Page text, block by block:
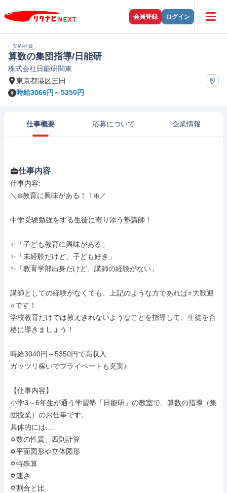
会員登録 ログイン
契約社員
算数の集団指導/日能研
株式会社日能研関東
東京都港区三田
時給3066円～5350円
仕事概要 応募について 企業情報
仕事内容
仕事内容:
＼❄️教育に興味がある！！❄️／
中学受験勉強をする生徒に寄り添う塾講師！
✨「子ども教育に興味がある」
✨「未経験だけど、子ども好き」
✨「教育学部出身だけど、講師の経験がない」
講師としての経験がなくても、上記のような方であれば⭐️大歓迎
⭐️です！
学校教育だけでは教えきれないようなことを指導して、生徒を合
格に導きましょう！
時給3040円～5350円で高収入
ガッツリ稼いでプライベートも充実♪
【仕事内容】
小学3～6年生が通う学習塾「日能研」の教室で、算数の指導（集
団授業）のお仕事です。
具体的には....
✡️数の性質、四則計算
✡️平面図形や立体図形
✡️特殊算
✡️速さ
✡️割合と比